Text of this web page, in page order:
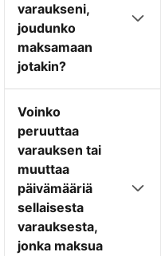
varaukseni,
joudunko
maksamaan
jotakin?
Voinko
peruuttaa
varauksen tai
muuttaa
päivämääriä
sellaisesta
varauksesta,
jonka maksua